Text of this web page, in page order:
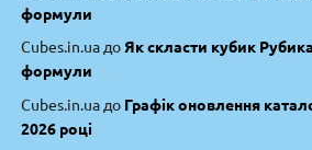
формули
Cubes.in.ua до Як скласти кубик
формули
Cubes.in.ua до Графік оновлення
2026 році